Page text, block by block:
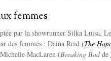
femmes
par la showrunner Silka Luisa.
des femmes : Daina Reid (The
MacLaren (Breaking Badde